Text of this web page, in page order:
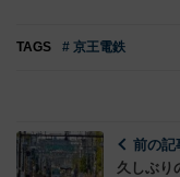
TAGS # 京王電鉄
前の記
久しぶり